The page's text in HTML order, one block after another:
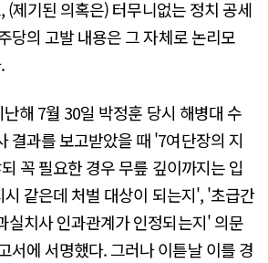
(제기된 의혹은) 터무니없는 정치 공세
당의 고발 내용은 그 자체로 논리모
해 7월 30일 박정훈 당시 해병대 수
결과를 보고받았을 때 '7여단장의 지
꼭 필요한 경우 무릎 깊이까지는 입
같은데 처벌 대상이 되는지', '초급간
실치사 인과관계가 인정되는지' 의문
서에 서명했다. 그러나 이튿날 이를 경